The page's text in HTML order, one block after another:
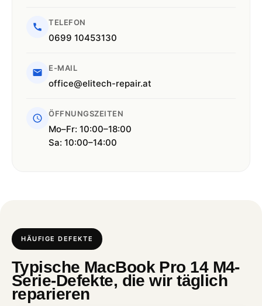
TELEFON
0699 10453130
E-MAIL
office@elitech-repair.at
ÖFFNUNGSZEITEN
Mo–Fr: 10:00–18:00
Sa: 10:00–14:00
HÄUFIGE DEFEKTE
Typische MacBook Pro 14 M4-
Serie-Defekte, die wir täglich
reparieren